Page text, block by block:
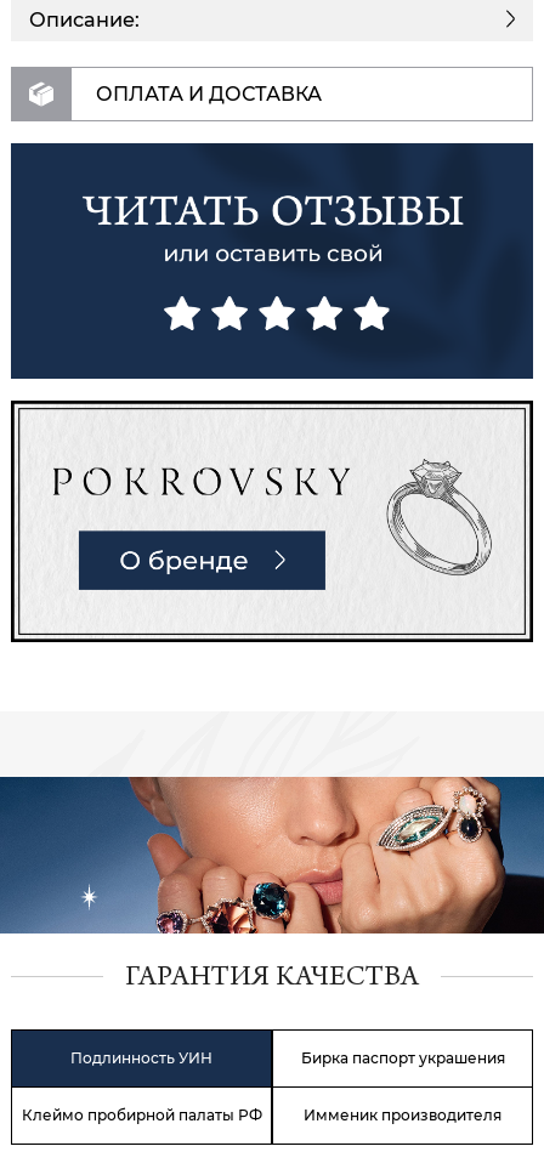
Описание:
ОПЛАТА И ДОСТАВКА
ГАРАНТИЯ КАЧЕСТВА
Подлинность УИН Бирка паспорт украшения
Клеймо пробирной палаты РФ Имменик производителя